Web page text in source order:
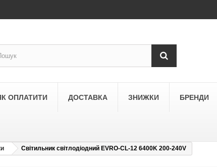
LEGRAND
ОПЛАТИТИ ДОСТАВКА ЗНИЖКИ БРЕНДИ
Світильник світлодіодний EVRO-CL-12 6400K 200-240V